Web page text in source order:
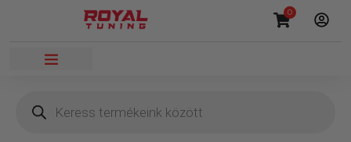
0